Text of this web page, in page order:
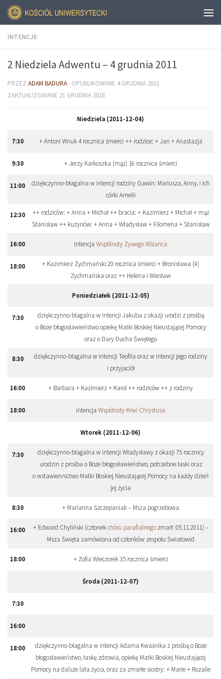
INTENCJE
2 Niedziela Adwentu – 4 grudnia 2011
PRZEZ ADAM BADURA · OPUBLIKOWANE 4 GRUDNIA 2011 ·
ZAKTUALIZOWANE 21 GRUDNIA 2018
Niedziela (2011-12-04)
7:30 + Antoni Wnuk 4 rocznica śmierci ++ rodzice: + Jan + Anastazja
9:30 + Jerzy Karkoszka (mąż) 16 rocznica śmierci
11:00
dziękczynno-błagalna w intencji rodziny Gawin: Mariusza, Anny, i ich
córki Amelii
12:30
++ rodziców: + Anna + Michał ++ bracia: + Kazimierz + Michał + mąż
Stanisław ++ kuzynów: + Anna + Władysław + Filomena + Stanisław
16:00 intencja Wspólnoty Żywego Różańca
18:00
+ Kazimierz Zychmański 20 rocznica śmierci + Bronisława (k)
Zychmańska oraz ++ Helena i Wiesław
Poniedziałek (2011-12-05)
7:30
dziękczynno-błagalna w intencji Jakuba z okazji urodzi z prośbą
o Boże błogosławieństwo opiekę Matki Boskiej Nieustającej Pomocy
oraz o Dary Ducha Świętego
8:30
dziękczynno-błagalna w intencji Teofila oraz w intencji jego rodziny
i przyjaciół
16:00 + Barbara + Kazimierz + Karol ++ rodziców ++ z rodziny
18:00 intencja Wspólnoty Krwi Chrystusa
Wtorek (2011-12-06)
7:30
dziękczynno-błagalna w intencji Władysławy z okazji 75 rocznicy
urodzin z prośba o Boże błogosławieństwo, potrzebne łaski oraz
o wstawiennictwo Matki Boskiej Nieustającej Pomocy na każdy dzień
jej życia
8:30 + Marianna Szczepaniak – Msza pogrzebowa
16:00 + Edward Chyliński (członekchóru parafialnegozmarł: 05.11.2011) –
Msza Święta zamówiona od członków zespołu Światowid
18:00 + Zofia Wieczorek 35 rocznica śmierci
Środa (2011-12-07)
7:30
16:00
18:00
dziękczynno-błagalna w intencji Adama Kwaśnika z prośbą o Boże
błogosławieństwo, łaskę zdrowia, opiekę Matki Boskiej Nieustającej
Pomocy na dalsze lata życia, oraz za zmarłe siostry: + Marie + Rozalie